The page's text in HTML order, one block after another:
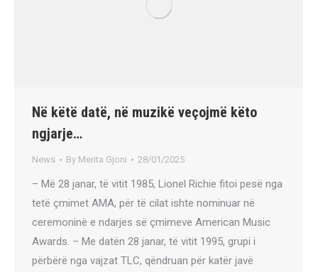
Në këtë datë, në muzikë veçojmë këto
ngjarje…
News By Merita Gjoni 28/01/2025
– Më 28 janar, të vitit 1985, Lionel Richie fitoi pesë nga
tetë çmimet AMA, për të cilat ishte nominuar në
ceremoninë e ndarjes së çmimeve American Music
Awards. – Me datën 28 janar, të vitit 1995, grupi i
përbërë nga vajzat TLC, qëndruan për katër javë